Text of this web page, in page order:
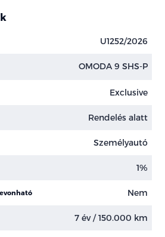
U1252/2026
OMODA 9 SHS-P
Exclusive
Rendelés alatt
Személyautó
1%
Nem
7 év / 150.000 km